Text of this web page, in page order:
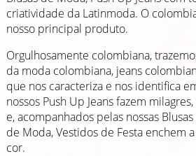
criatividade da Latinmoda. O
nosso principal produto.
Orgulhosamente colombiana,
da moda colombiana, jeans
que nos caracteriza e nos identifica
nossos Push Up Jeans fazem
e, acompanhados pelas nossas
de Moda, Vestidos de Festa enchem
cor.